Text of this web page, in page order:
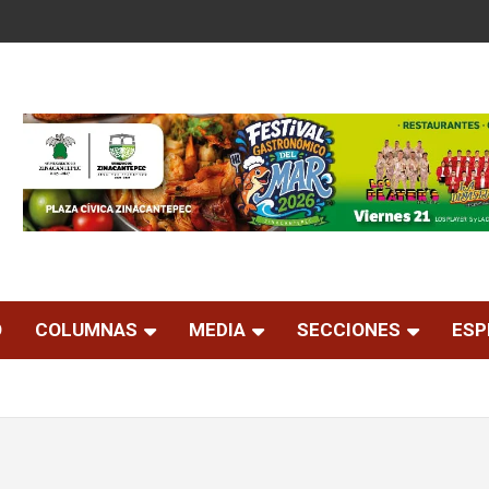
COLUMNAS MEDIA SECCIONES